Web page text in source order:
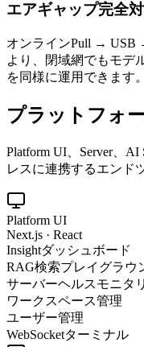
エアギャップ完全
オンラインPull → USB
より、閉域網でもモデ
を同様に運用できます。
プラットフォ
Platform UI、Server、AI
レスに連携するエンド
Platform UI
Next.js · React
Insightダッシュボード
RAG検索プレイグラウ
サーバーヘルスモニタ
ワークスペース管理
ユーザー管理
WebSocketターミナル